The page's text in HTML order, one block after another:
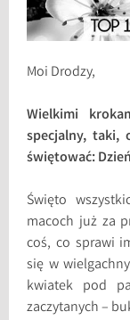
Moi Drodzy,
Wielkimi
specjalny, taki,
świętować:
Święto
macoch już za
coś, co sprawi
się w
kwiatek pod
zaczytanych –